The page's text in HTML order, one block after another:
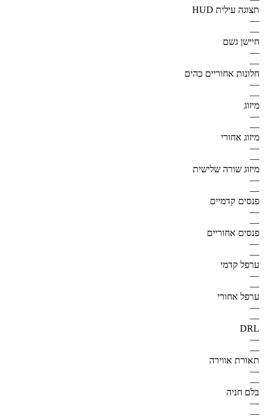
תצוגה עילית HUD
—
—
חיישן גשם
—
—
חלונות אחוריים כהים
—
—
מיזוג
—
—
מיזוג אחורי
—
—
מיזוג שורה שלישית
—
—
פנסים קדמיים
—
—
פנסים אחוריים
—
—
ערפל קדמי
—
—
ערפל אחורי
—
—
DRL
—
—
תאורת אווירה
—
—
בלם חניה
—
—